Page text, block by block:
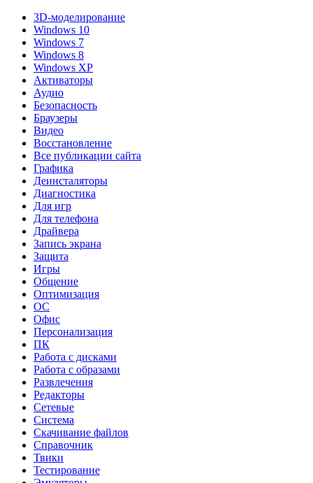
3D-моделирование
Windows 10
Windows 7
Windows 8
Windows XP
Активаторы
Аудио
Безопасность
Браузеры
Видео
Восстановление
Все публикации сайта
Графика
Деинсталяторы
Диагностика
Для игр
Для телефона
Драйвера
Запись экрана
Защита
Игры
Общение
Оптимизация
ОС
Офис
Персонализация
ПК
Работа с дисками
Работа с образами
Развлечения
Редакторы
Сетевые
Система
Скачивание файлов
Справочник
Твики
Тестирование